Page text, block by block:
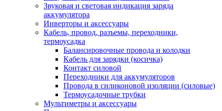
Звуковая и световая индикация заряда
аккумулятора
Инверторы и аксессуары
Кабель, провод, разъемы, переходники,
термоусадка
Балансировочные провода и колодки
Кабель для зарядки (косичка)
Контакт силовой
Переходники для аккумуляторов
Провода в силиконовой изоляции (силовые)
Термоусадочные трубки
Мультиметры и аксессуары